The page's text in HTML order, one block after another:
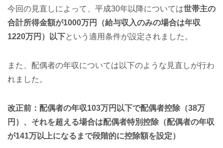
今回の見直しによって、平成30年以降については世帯主の
合計所得金額が1000万円（給与収入のみの場合は年収
1220万円）以下という適用条件が設定されました。
また、配偶者の年収については以下のような見直しが行わ
れました。
改正前：配偶者の年収103万円以下で配偶者控除（38万
円）、それを超える場合は配偶者特別控除（配偶者の年収
が141万以上になるまで段階的に控除額を設定）